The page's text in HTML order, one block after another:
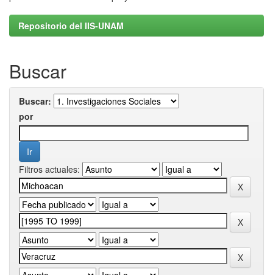
Repositorio del IIS-UNAM
Buscar
Buscar:
por
Filtros actuales: